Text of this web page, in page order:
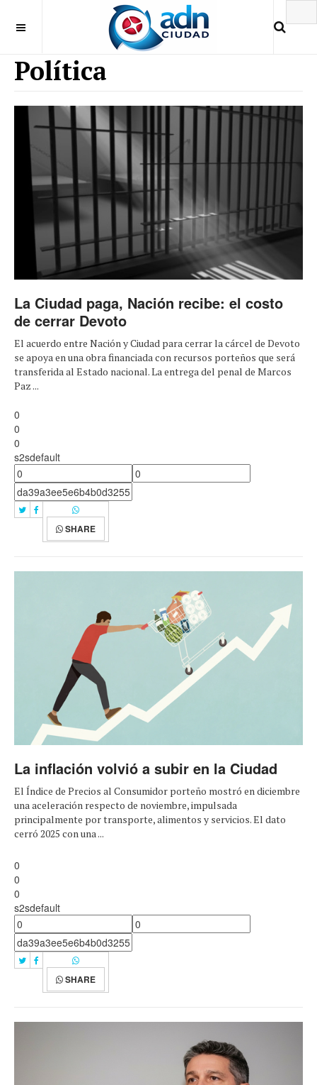
Política
La Ciudad paga, Nación recibe: el costo
de cerrar Devoto
El acuerdo entre Nación y Ciudad para cerrar la cárcel de Devoto
se apoya en una obra financiada con recursos porteños que será
transferida al Estado nacional. La entrega del penal de Marcos
Paz ...
0
0
0
s2sdefault
SHARE
La inflación volvió a subir en la Ciudad
El Índice de Precios al Consumidor porteño mostró en diciembre
una aceleración respecto de noviembre, impulsada
principalmente por transporte, alimentos y servicios. El dato
cerró 2025 con una ...
0
0
0
s2sdefault
SHARE